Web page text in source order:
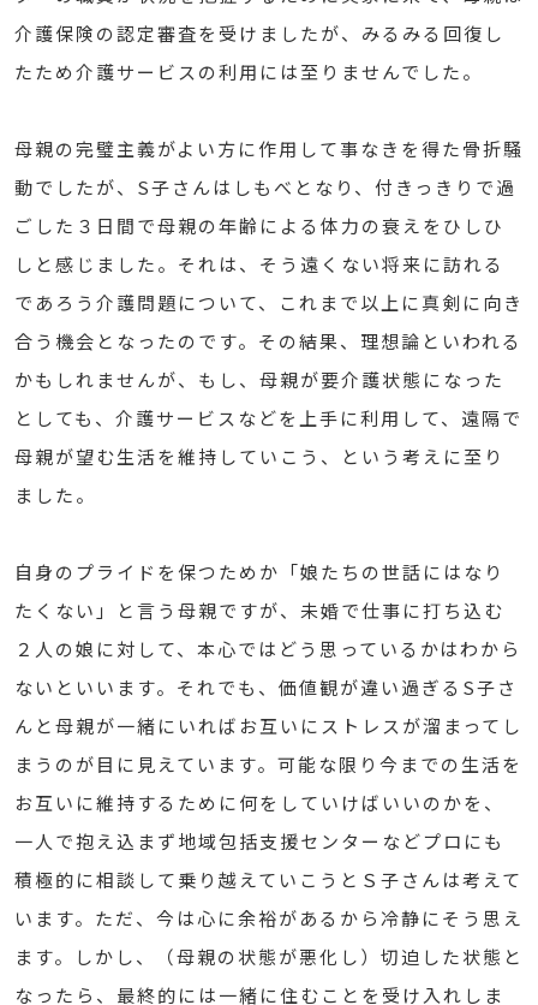
介護保険の認定審査を受けましたが、みるみる回復し
たため介護サービスの利用には至りませんでした。
母親の完璧主義がよい方に作用して事なきを得た骨折騒
動でしたが、S子さんはしもべとなり、付きっきりで過
ごした３日間で母親の年齢による体力の衰えをひしひ
しと感じました。それは、そう遠くない将来に訪れる
であろう介護問題について、これまで以上に真剣に向き
合う機会となったのです。その結果、理想論といわれる
かもしれませんが、もし、母親が要介護状態になった
としても、介護サービスなどを上手に利用して、遠隔で
母親が望む生活を維持していこう、という考えに至り
ました。
自身のプライドを保つためか「娘たちの世話にはなり
たくない」と言う母親ですが、未婚で仕事に打ち込む
２人の娘に対して、本心ではどう思っているかはわから
ないといいます。それでも、価値観が違い過ぎるS子さ
んと母親が一緒にいればお互いにストレスが溜まってし
まうのが目に見えています。可能な限り今までの生活を
お互いに維持するために何をしていけばいいのかを、
一人で抱え込まず地域包括支援センターなどプロにも
積極的に相談して乗り越えていこうとＳ子さんは考えて
います。ただ、今は心に余裕があるから冷静にそう思え
ます。しかし、（母親の状態が悪化し）切迫した状態と
なったら、最終的には一緒に住むことを受け入れしま